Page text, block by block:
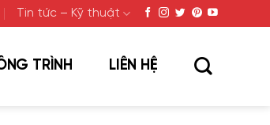
Tin tức – Kỹ thuật
TRÌNH LIÊN HỆ